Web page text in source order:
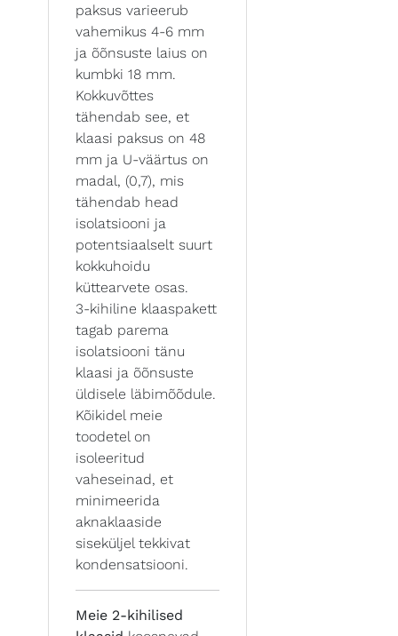
paksus varieerub
vahemikus 4-6 mm
ja õõnsuste laius on
kumbki 18 mm.
Kokkuvõttes
tähendab see, et
klaasi paksus on 48
mm ja U-väärtus on
madal, (0,7), mis
tähendab head
isolatsiooni ja
potentsiaalselt suurt
kokkuhoidu
küttearvete osas.
3-kihiline klaaspakett
tagab parema
isolatsiooni tänu
klaasi ja õõnsuste
üldisele läbimõõdule.
Kõikidel meie
toodetel on
isoleeritud
vaheseinad, et
minimeerida
aknaklaaside
siseküljel tekkivat
kondensatsiooni.
Meie 2-kihilised